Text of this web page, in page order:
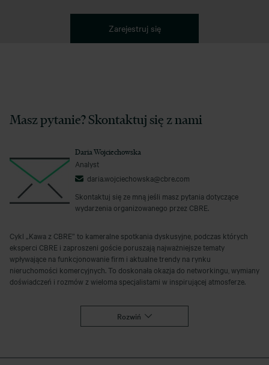
Masz pytanie? Skontaktuj się z nami
Daria Wojciechowska
Analyst
daria.wojciechowska@cbre.com
Skontaktuj się ze mną jeśli masz pytania dotyczące
wydarzenia organizowanego przez CBRE.
Cykl „Kawa z CBRE” to kameralne spotkania dyskusyjne, podczas których
eksperci CBRE i zaproszeni goście poruszają najważniejsze tematy
wpływające na funkcjonowanie firm i aktualne trendy na rynku
nieruchomości komercyjnych. To doskonała okazja do networkingu, wymiany
doświadczeń i rozmów z wieloma specjalistami w inspirującej atmosferze.
Rozwiń